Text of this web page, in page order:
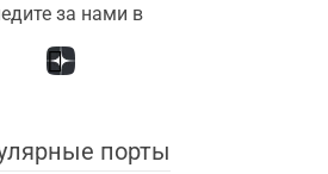
за нами в
порты